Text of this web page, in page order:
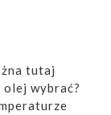
tutaj
olej wybrać?